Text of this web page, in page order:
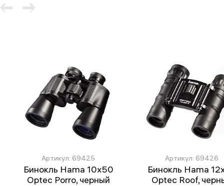
Артикул: 69425
Бинокль Hama 10x50
Optec Porro, черный
Артикул: 69426
Бинокль Hama
Optec Roof,